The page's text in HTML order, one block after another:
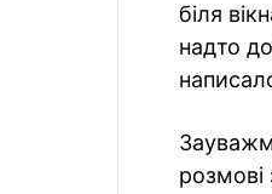
біля
надто